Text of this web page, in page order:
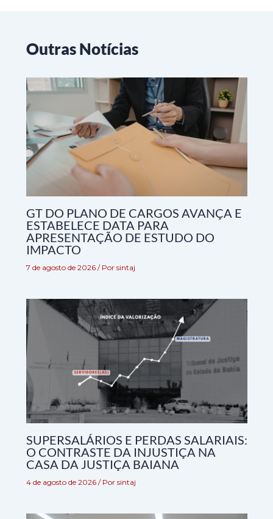
Outras Notícias
GT DO PLANO DE CARGOS AVANÇA E
ESTABELECE DATA PARA
APRESENTAÇÃO DE ESTUDO DO
IMPACTO
7 de agosto de 2026 / Por sintaj
SUPERSALÁRIOS E PERDAS SALARIAIS:
O CONTRASTE DA INJUSTIÇA NA
CASA DA JUSTIÇA BAIANA
4 de agosto de 2026 / Por sintaj